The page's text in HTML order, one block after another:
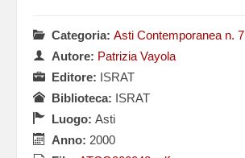
Categoria: Asti Contemporanea n. 7
Autore: Patrizia Vayola
Editore: ISRAT
Biblioteca: ISRAT
Luogo: Asti
Anno: 2000